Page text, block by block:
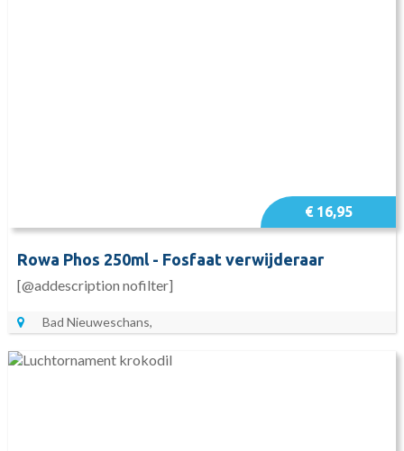
€ 16,95
Rowa Phos 250ml - Fosfaat verwijderaar
[@addescription nofilter]
Bad Nieuweschans,